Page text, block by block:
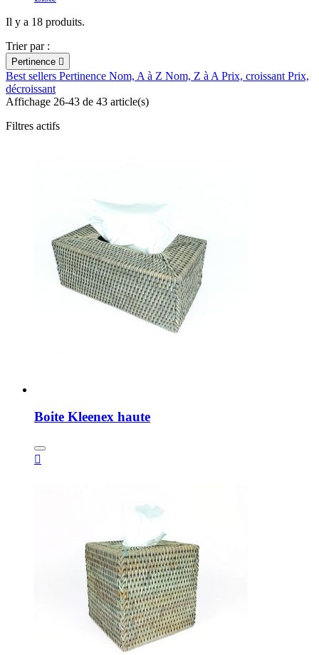
Il y a 18 produits.
Trier par :
Pertinence 
Best sellers Pertinence Nom, A à Z Nom, Z à A Prix, croissant Prix,
décroissant
Affichage 26-43 de 43 article(s)
Filtres actifs
Boite Kleenex haute
